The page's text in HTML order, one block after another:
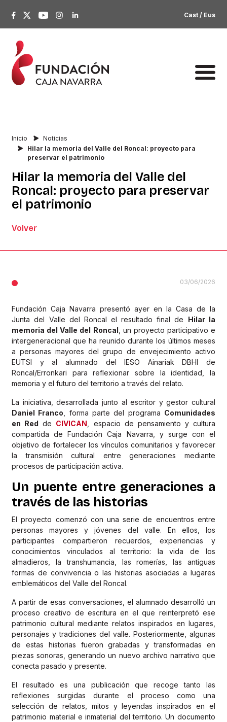
Cast / Eus
Inicio
Noticias
Hilar la memoria del Valle del Roncal: proyecto para
preservar el patrimonio
Hilar la memoria del Valle del
Roncal: proyecto para preservar
el patrimonio
Volver
03/06/2026
Fundación Caja Navarra presentó ayer en la Casa de la
Junta del Valle del Roncal el resultado final de Hilar la
memoria del Valle del Roncal , un proyecto participativo e
intergeneracional que ha reunido durante los últimos meses
a personas mayores del grupo de envejecimiento activo
EUTSI y al alumnado del IESO Ainariak DBHI de
Roncal/Erronkari para reflexionar sobre la identidad, la
memoria y el futuro del territorio a través del relato.
La iniciativa, desarrollada junto al escritor y gestor cultural
Daniel Franco , forma parte del programa Comunidades
en Red de CIVICAN , espacio de pensamiento y cultura
compartida de Fundación Caja Navarra, y surge con el
objetivo de fortalecer los vínculos comunitarios y favorecer
la transmisión cultural entre generaciones mediante
procesos de participación activa.
Un puente entre generaciones a
través de las historias
El proyecto comenzó con una serie de encuentros entre
personas mayores y jóvenes del valle. En ellos, los
participantes compartieron recuerdos, experiencias y
conocimientos vinculados al territorio: la vida de los
almadieros, la transhumancia, las romerías, las antiguas
formas de convivencia o las historias asociadas a lugares
emblemáticos del Valle del Roncal.
A partir de esas conversaciones, el alumnado desarrolló un
proceso creativo de escritura en el que reinterpretó ese
patrimonio cultural mediante relatos inspirados en lugares,
personajes y tradiciones del valle. Posteriormente, algunas
de estas historias fueron grabadas y transformadas en
piezas sonoras, generando un nuevo archivo narrativo que
conecta pasado y presente.
El resultado es una publicación que recoge tanto las
reflexiones surgidas durante el proceso como una
selección de relatos, mitos y leyendas inspirados en el
patrimonio material e inmaterial del territorio. Un documento